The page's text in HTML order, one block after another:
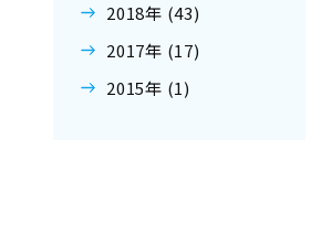
2018年 (43)
2017年 (17)
2015年 (1)